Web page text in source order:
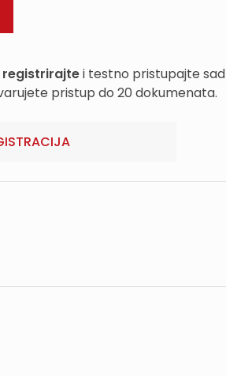
registrirajtei testno pristupajte
pristup do 20 dokumenata.